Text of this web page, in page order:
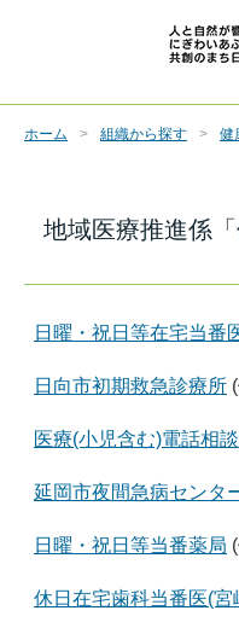
ホーム 組織から探す 健
地域医療推進係「
日曜・祝日等在宅当番
日向市初期救急診療所
医療(小児含む)電話相談
延岡市夜間急病センタ
日曜・祝日等当番薬局
休日在宅歯科当番医(